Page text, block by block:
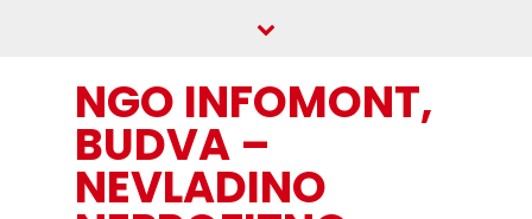
NGO INFOMONT,
BUDVA –
NEVLADINO